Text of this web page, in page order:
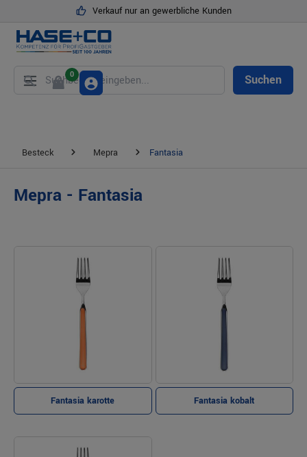
Verkauf nur an gewerbliche Kunden
Suchen
0
Besteck Mepra Fantasia
Mepra - Fantasia
Fantasia karotte Fantasia kobalt